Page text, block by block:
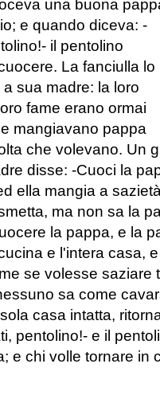
una buona
e quando diceva: -
il pentolino
La fanciulla lo
sua madre: la loro
fame erano ormai
mangiavano pappa
che volevano. Un
disse: -Cuoci la
ella mangia a
ma non sa la
la pappa, e la
e l'intera casa,
se volesse saziare
sa come
casa intatta,
pentolino!- e il
e chi volle tornare in